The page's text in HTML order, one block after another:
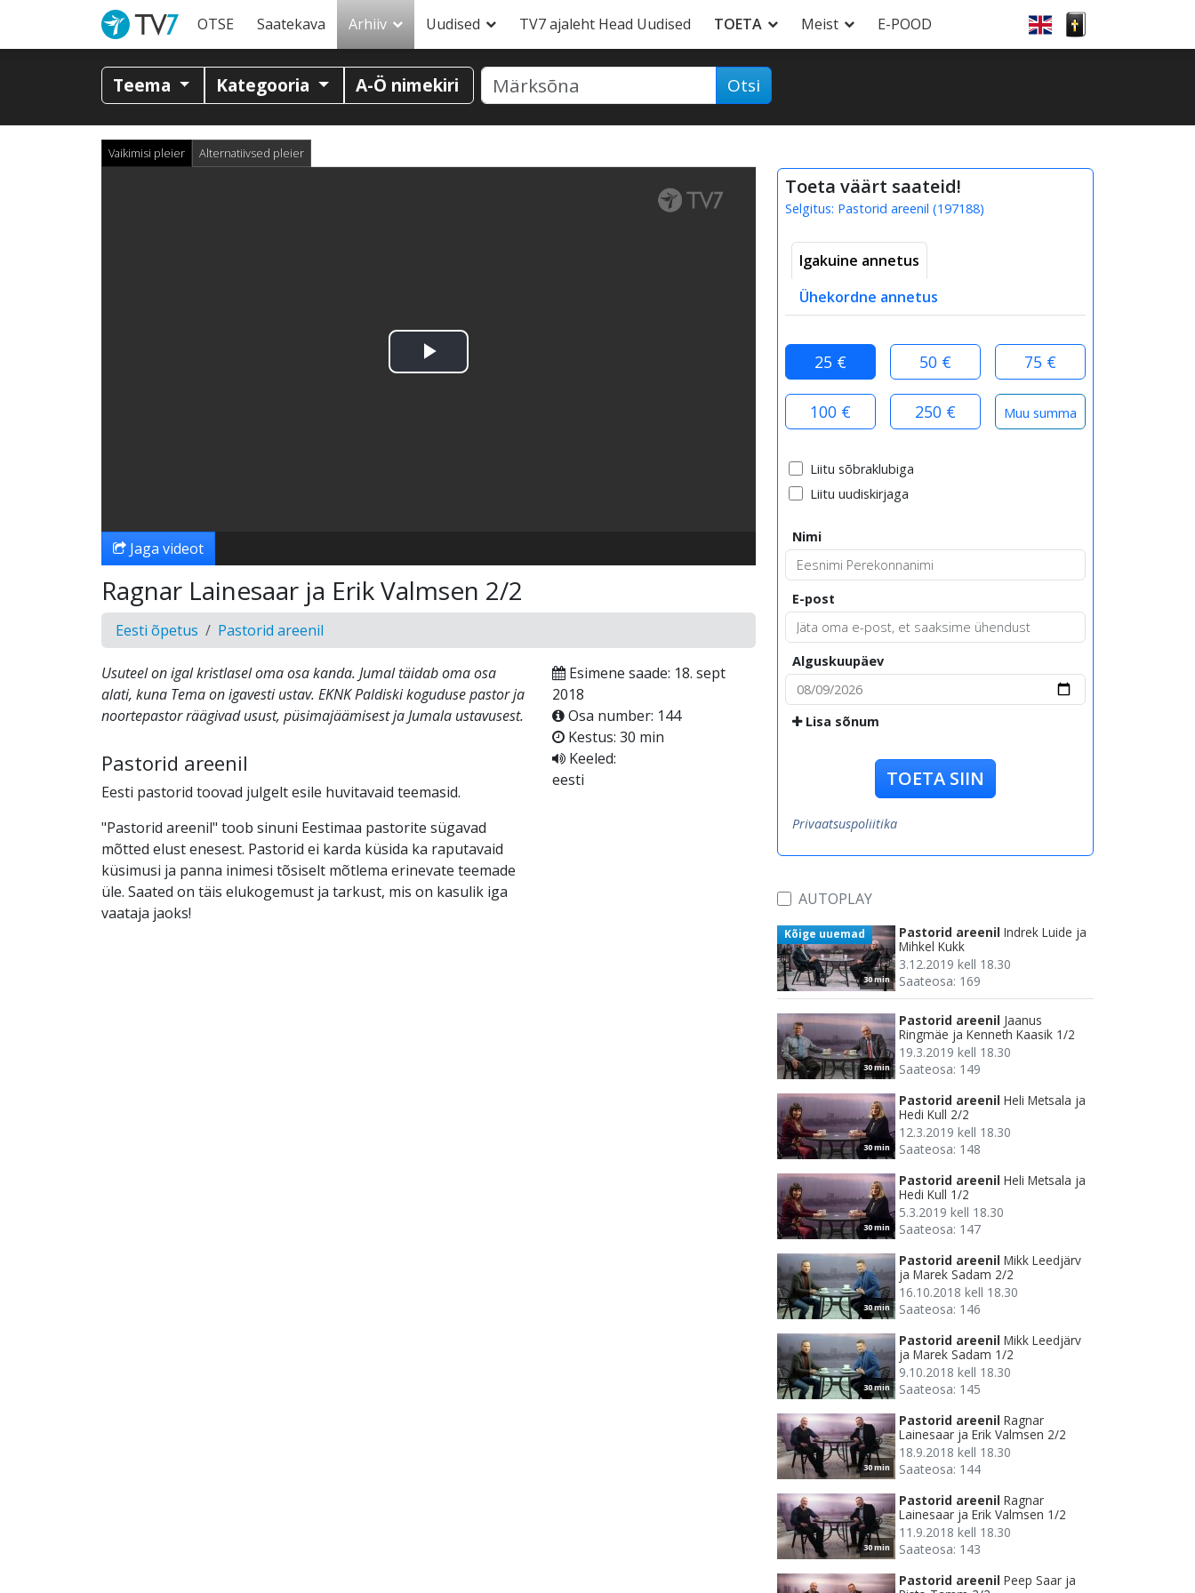
OTSE Saatekava Arhiiv Uudised TV7 ajaleht Head Uudised TOETA Meist E-POOD
Teema Kategooria A-Ö nimekiri Otsi
Vaikimisi pleier Alternatiivsed pleier
Esita
Jaga videot
Ragnar Lainesaar ja Erik Valmsen 2/2
Eesti õpetus Pastorid areenil
Usuteel on igal kristlasel oma osa kanda. Jumal täidab oma osa
alati, kuna Tema on igavesti ustav. EKNK Paldiski koguduse pastor ja
noortepastor räägivad usust, püsimajäämisest ja Jumala ustavusest.
Pastorid areenil
Eesti pastorid toovad julgelt esile huvitavaid teemasid.
"Pastorid areenil" toob sinuni Eestimaa pastorite sügavad
mõtted elust enesest. Pastorid ei karda küsida ka raputavaid
küsimusi ja panna inimesi tõsiselt mõtlema erinevate teemade
üle. Saated on täis elukogemust ja tarkust, mis on kasulik iga
vaataja jaoks!
Esimene saade: 18. sept
2018
Osa number: 144
Kestus: 30 min
Keeled:
eesti
Toeta väärt saateid!
Selgitus: Pastorid areenil (197188)
Igakuine annetus
Ühekordne annetus
25 € 50 € 75 €
100 € 250 €
Liitu sõbraklubiga
Liitu uudiskirjaga
Nimi
E-post
Alguskuupäev
Lisa sõnum
TOETA SIIN
Privaatsuspoliitika
AUTOPLAY
30 min
Kõige uuemad Pastorid areenil Indrek Luide ja
Mihkel Kukk
3.12.2019 kell 18.30
Saateosa: 169
30 min
Pastorid areenil Jaanus
Ringmäe ja Kenneth Kaasik 1/2
19.3.2019 kell 18.30
Saateosa: 149
30 min
Pastorid areenil Heli Metsala ja
Hedi Kull 2/2
12.3.2019 kell 18.30
Saateosa: 148
30 min
Pastorid areenil Heli Metsala ja
Hedi Kull 1/2
5.3.2019 kell 18.30
Saateosa: 147
30 min
Pastorid areenil Mikk Leedjärv
ja Marek Sadam 2/2
16.10.2018 kell 18.30
Saateosa: 146
30 min
Pastorid areenil Mikk Leedjärv
ja Marek Sadam 1/2
9.10.2018 kell 18.30
Saateosa: 145
30 min
Pastorid areenil Ragnar
Lainesaar ja Erik Valmsen 2/2
18.9.2018 kell 18.30
Saateosa: 144
30 min
Pastorid areenil Ragnar
Lainesaar ja Erik Valmsen 1/2
11.9.2018 kell 18.30
Saateosa: 143
Pastorid areenil Peep Saar ja